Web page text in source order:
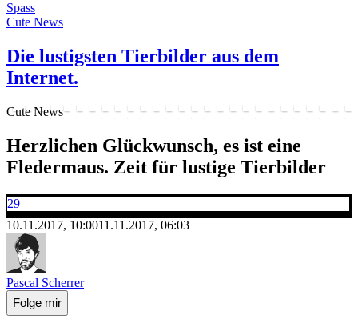
Spass
Cute News
Die lustigsten Tierbilder aus dem
Internet.
Cute News
Herzlichen Glückwunsch, es ist eine
Fledermaus. Zeit für lustige Tierbilder
29
10.11.2017, 10:0011.11.2017, 06:03
Pascal Scherrer
Folge mir